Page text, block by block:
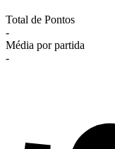
Total de Pontos
-
Média por partida
-